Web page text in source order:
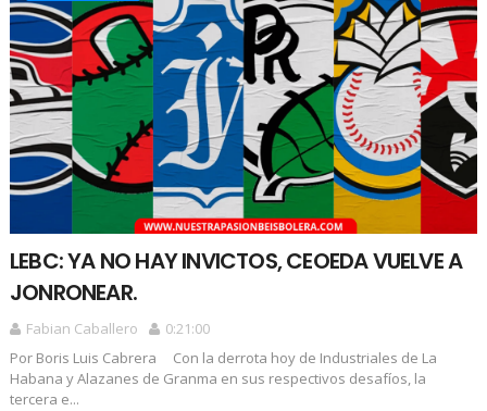
LEBC: YA NO HAY INVICTOS, CEOEDA VUELVE A
JONRONEAR.
Fabian Caballero
0:21:00
Por Boris Luis Cabrera Con la derrota hoy de Industriales de La
Habana y Alazanes de Granma en sus respectivos desafíos, la
tercera e...